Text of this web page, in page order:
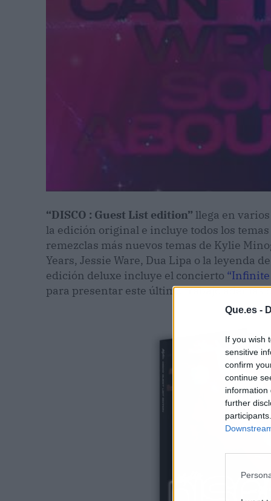
Que.es -
If you wish
sensitive
confirm
continue
information
further
“DISCO : Guest List edition” llega en
la edición original e incluye todos los
remezclas más nuevos temas de Kylie
Years, Jessie Ware, Dua Lipa o la leyenda
edición deluxe incluye el concierto “Infinite
para presentar este último trabajo además